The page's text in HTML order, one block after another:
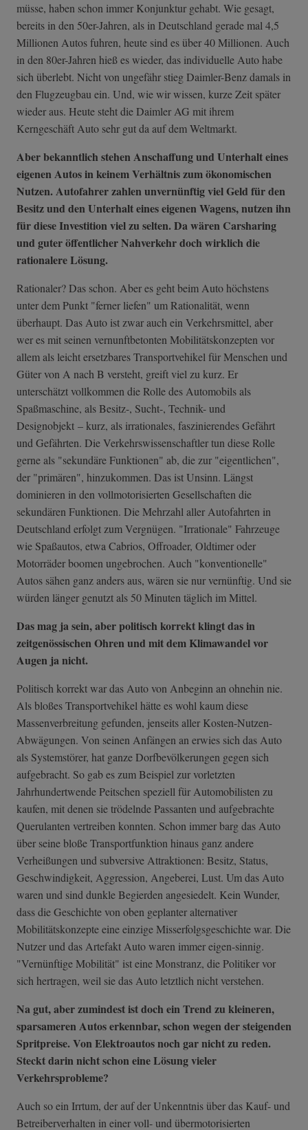
müsse, haben schon immer Konjunktur gehabt. Wie gesagt,
bereits in den 50er-Jahren, als in Deutschland gerade mal 4,5
Millionen Autos fuhren, heute sind es über 40 Millionen. Auch
in den 80er-Jahren hieß es wieder, das individuelle Auto habe
sich überlebt. Nicht von ungefähr stieg Daimler-Benz damals in
den Flugzeugbau ein. Und, wie wir wissen, kurze Zeit später
wieder aus. Heute steht die Daimler AG mit ihrem
Kerngeschäft Auto sehr gut da auf dem Weltmarkt.
Aber bekanntlich stehen Anschaffung und Unterhalt eines
eigenen Autos in keinem Verhältnis zum ökonomischen
Nutzen. Autofahrer zahlen unvernünftig viel Geld für den
Besitz und den Unterhalt eines eigenen Wagens, nutzen ihn
für diese Investition viel zu selten. Da wären Carsharing
und guter öffentlicher Nahverkehr doch wirklich die
rationalere Lösung.
Rationaler? Das schon. Aber es geht beim Auto höchstens
unter dem Punkt "ferner liefen" um Rationalität, wenn
überhaupt. Das Auto ist zwar auch ein Verkehrsmittel, aber
wer es mit seinen vernunftbetonten Mobilitätskonzepten vor
allem als leicht ersetzbares Transportvehikel für Menschen und
Güter von A nach B versteht, greift viel zu kurz. Er
unterschätzt vollkommen die Rolle des Automobils als
Spaßmaschine, als Besitz-, Sucht-, Technik- und
Designobjekt – kurz, als irrationales, faszinierendes Gefährt
und Gefährten. Die Verkehrswissenschaftler tun diese Rolle
gerne als "sekundäre Funktionen" ab, die zur "eigentlichen",
der "primären", hinzukommen. Das ist Unsinn. Längst
dominieren in den vollmotorisierten Gesellschaften die
sekundären Funktionen. Die Mehrzahl aller Autofahrten in
Deutschland erfolgt zum Vergnügen. "Irrationale" Fahrzeuge
wie Spaßautos, etwa Cabrios, Offroader, Oldtimer oder
Motorräder boomen ungebrochen. Auch "konventionelle"
Autos sähen ganz anders aus, wären sie nur vernünftig. Und sie
würden länger genutzt als 50 Minuten täglich im Mittel.
Das mag ja sein, aber politisch korrekt klingt das in
zeitgenössischen Ohren und mit dem Klimawandel vor
Augen ja nicht.
Politisch korrekt war das Auto von Anbeginn an ohnehin nie.
Als bloßes Transportvehikel hätte es wohl kaum diese
Massenverbreitung gefunden, jenseits aller Kosten-Nutzen-
Abwägungen. Von seinen Anfängen an erwies sich das Auto
als Systemstörer, hat ganze Dorfbevölkerungen gegen sich
aufgebracht. So gab es zum Beispiel zur vorletzten
Jahrhundertwende Peitschen speziell für Automobilisten zu
kaufen, mit denen sie trödelnde Passanten und aufgebrachte
Querulanten vertreiben konnten. Schon immer barg das Auto
über seine bloße Transportfunktion hinaus ganz andere
Verheißungen und subversive Attraktionen: Besitz, Status,
Geschwindigkeit, Aggression, Angeberei, Lust. Um das Auto
waren und sind dunkle Begierden angesiedelt. Kein Wunder,
dass die Geschichte von oben geplanter alternativer
Mobilitätskonzepte eine einzige Misserfolgsgeschichte war. Die
Nutzer und das Artefakt Auto waren immer eigen-sinnig.
"Vernünftige Mobilität" ist eine Monstranz, die Politiker vor
sich hertragen, weil sie das Auto letztlich nicht verstehen.
Na gut, aber zumindest ist doch ein Trend zu kleineren,
sparsameren Autos erkennbar, schon wegen der steigenden
Spritpreise. Von Elektroautos noch gar nicht zu reden.
Steckt darin nicht schon eine Lösung vieler
Verkehrsprobleme?
Auch so ein Irrtum, der auf der Unkenntnis über das Kauf- und
Betreiberverhalten in einer voll- und übermotorisierten